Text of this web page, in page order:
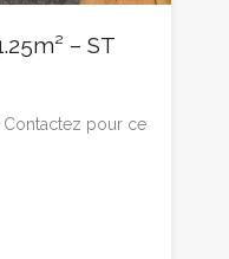
– ST
Contactez pour ce